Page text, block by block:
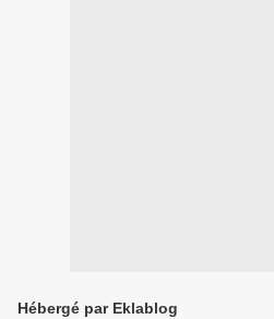
Hébergé par Eklablog